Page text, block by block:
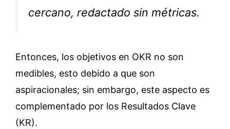
cercano, redactado sin métricas.
Entonces, los objetivos en OKR no son
medibles, esto debido a que son
aspiracionales; sin embargo, este aspecto es
complementado por los Resultados Clave
(KR).